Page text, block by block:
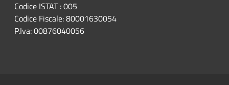
Codice ISTAT : 005
Codice Fiscale: 80001630054
P.Iva: 00876040056